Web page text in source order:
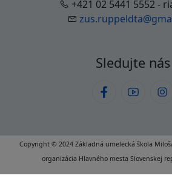
+421 02 5441 5552 -
Sledujte nás
Copyright © 2024 Základná umelecká škola
organizácia Hlavného mesta Slovenskej